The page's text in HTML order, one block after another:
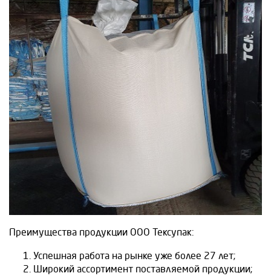
Преимущества продукции ООО Тексупак:
Успешная работа на рынке уже более 27 лет;
Широкий ассортимент поставляемой продукции;